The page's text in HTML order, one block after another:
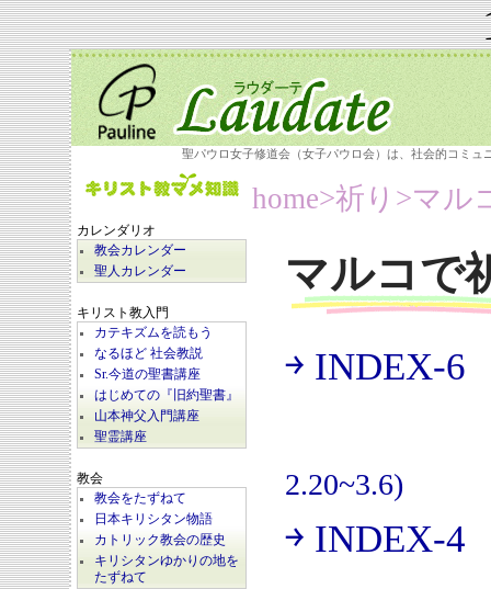
聖パウロ女子修道会（女子パウロ会）は、社会的コミ
カレンダリオ
教会カレンダー
聖人カレンダー
キリスト教入門
カテキズムを読もう
なるほど 社会教説
Sr.今道の聖書講座
はじめての『旧約聖書』
山本神父入門講座
聖霊講座
教会
教会をたずねて
日本キリシタン物語
カトリック教会の歴史
キリシタンゆかりの地を
たずねて
home>祈り>マル
マルコで
￫ INDEX-6
2.20~3.6)
￫ INDEX-4